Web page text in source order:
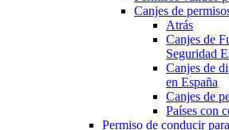
Canjes de
Atrás
Canjes de
Seguridad
Canjes de
en España
Canjes de
Países con
Permiso de conducir